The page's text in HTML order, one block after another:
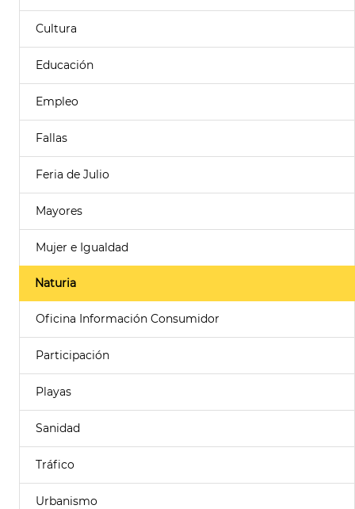
Cultura
Educación
Empleo
Fallas
Feria de Julio
Mayores
Mujer e Igualdad
Naturia
Oficina Información Consumidor
Participación
Playas
Sanidad
Tráfico
Urbanismo